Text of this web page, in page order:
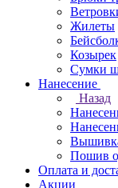
Жилеты
Козырек
Сумки
Нанесение
Назад
Пошив
Оплата и
Акции